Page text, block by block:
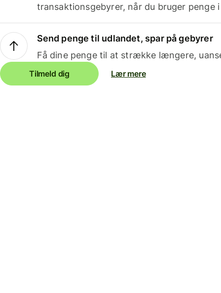
transaktionsgebyrer, når du bruger penge
Send penge til udlandet, spar på gebyrer
Få dine penge til at strække længere,
Tilmeld dig Lær mere